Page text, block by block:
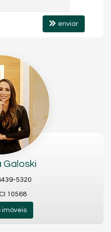
enviar
Galoski
5320
10568